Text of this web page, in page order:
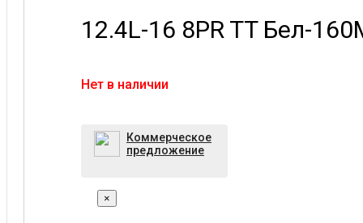
12.4L-16 8PR TT Бел-
Нет в наличии
Коммерческое
предложение
×